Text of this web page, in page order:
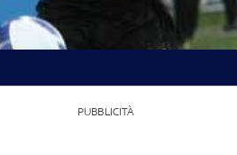
PUBBLICITÀ